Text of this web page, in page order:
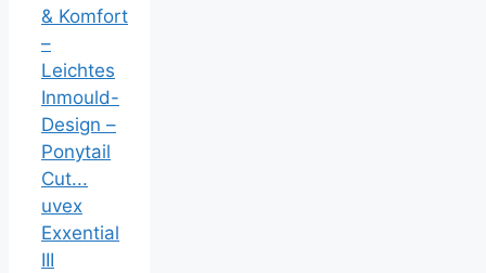
uvex
Exxential
III